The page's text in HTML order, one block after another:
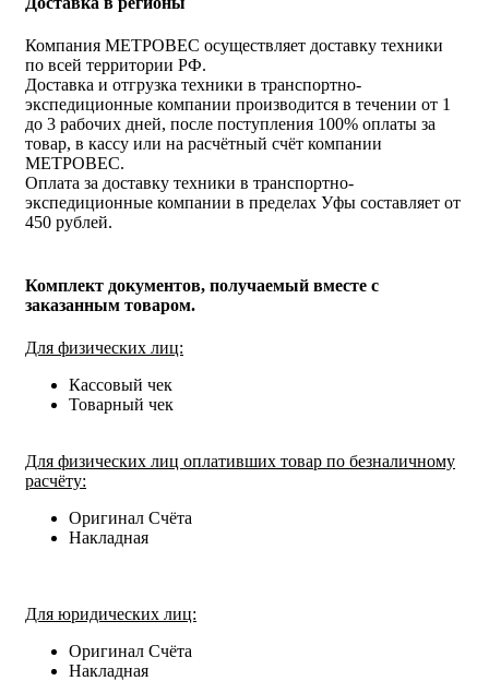
Компания МЕТРОВЕС осуществляет доставку техники
по всей территории РФ.
Доставка и отгрузка техники в транспортно-
экспедиционные компании производится в течении от 1
до 3 рабочих дней, после поступления 100% оплаты за
товар, в кассу или на расчётный счёт компании
МЕТРОВЕС.
Оплата за доставку техники в транспортно-
экспедиционные компании в пределах Уфы составляет от
450 рублей.
Комплект документов, получаемый вместе с
заказанным товаром.
Для физических лиц:
Кассовый чек
Товарный чек
Для физических лиц оплативших товар по безналичному
расчёту:
Оригинал Счёта
Накладная
Для юридических лиц:
Оригинал Счёта
Накладная